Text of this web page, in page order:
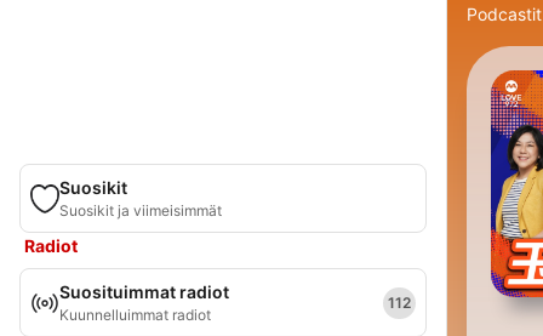
Suosikit
Suosikit ja viimeisimmät
Radiot
Suosituimmat radiot
Kuunnelluimmat radiot
112
Podcastit